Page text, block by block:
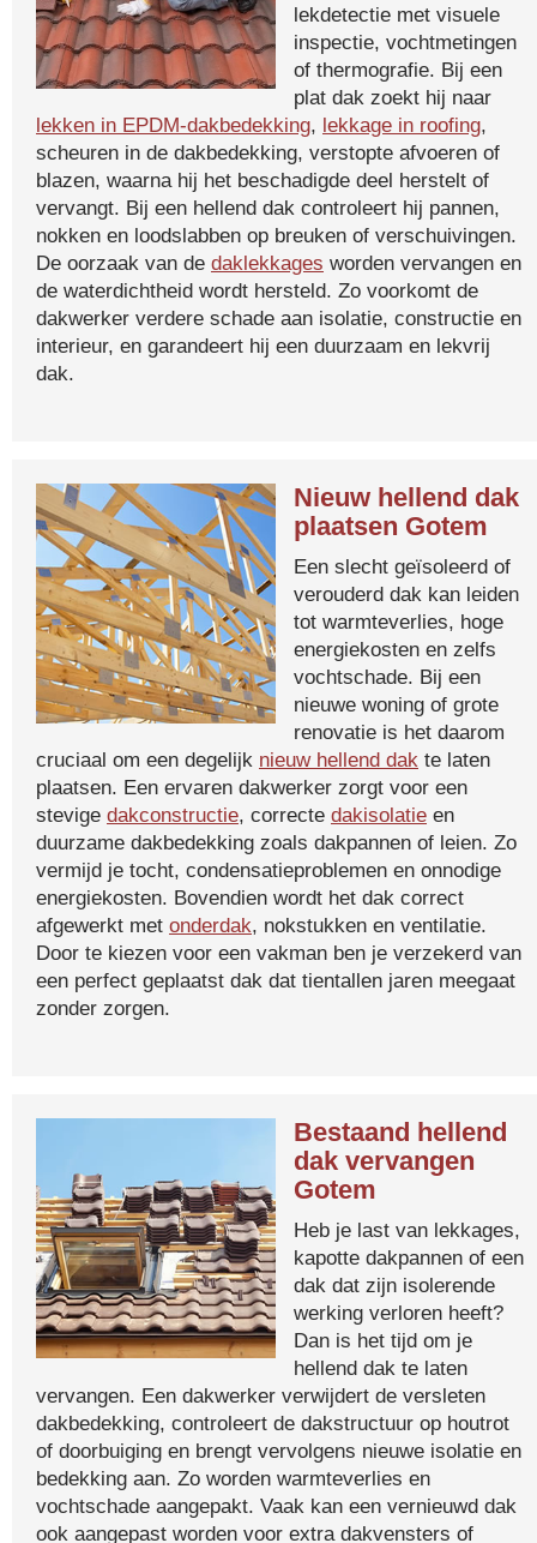
lekdetectie met visuele
inspectie, vochtmetingen
of thermografie. Bij een
plat dak zoekt hij naar
lekken in EPDM-dakbedekking, lekkage in roofing,
scheuren in de dakbedekking, verstopte afvoeren of
blazen, waarna hij het beschadigde deel herstelt of
vervangt. Bij een hellend dak controleert hij pannen,
nokken en loodslabben op breuken of verschuivingen.
De oorzaak van de daklekkages worden vervangen en
de waterdichtheid wordt hersteld. Zo voorkomt de
dakwerker verdere schade aan isolatie, constructie en
interieur, en garandeert hij een duurzaam en lekvrij
dak.
Nieuw hellend dak
plaatsen Gotem
Een slecht geïsoleerd of
verouderd dak kan leiden
tot warmteverlies, hoge
energiekosten en zelfs
vochtschade. Bij een
nieuwe woning of grote
renovatie is het daarom
cruciaal om een degelijk nieuw hellend dak te laten
plaatsen. Een ervaren dakwerker zorgt voor een
stevige dakconstructie, correcte dakisolatie en
duurzame dakbedekking zoals dakpannen of leien. Zo
vermijd je tocht, condensatieproblemen en onnodige
energiekosten. Bovendien wordt het dak correct
afgewerkt met onderdak, nokstukken en ventilatie.
Door te kiezen voor een vakman ben je verzekerd van
een perfect geplaatst dak dat tientallen jaren meegaat
zonder zorgen.
Bestaand hellend
dak vervangen
Gotem
Heb je last van lekkages,
kapotte dakpannen of een
dak dat zijn isolerende
werking verloren heeft?
Dan is het tijd om je
hellend dak te laten
vervangen. Een dakwerker verwijdert de versleten
dakbedekking, controleert de dakstructuur op houtrot
of doorbuiging en brengt vervolgens nieuwe isolatie en
bedekking aan. Zo worden warmteverlies en
vochtschade aangepakt. Vaak kan een vernieuwd dak
ook aangepast worden voor extra dakvensters of